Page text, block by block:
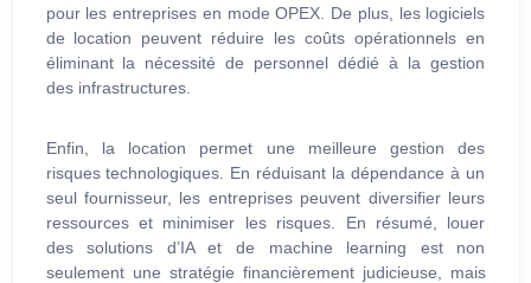
pour les entreprises en mode OPEX. De plus, les logiciels
de location peuvent réduire les coûts opérationnels en
éliminant la nécessité de personnel dédié à la gestion
des infrastructures.
Enfin, la location permet une meilleure gestion des
risques technologiques. En réduisant la dépendance à un
seul fournisseur, les entreprises peuvent diversifier leurs
ressources et minimiser les risques. En résumé, louer
des solutions d’IA et de machine learning est non
seulement une stratégie financièrement judicieuse, mais